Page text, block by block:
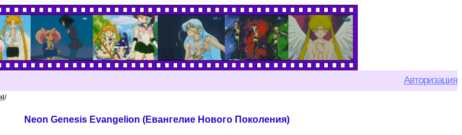
Авторизация
/
Neon Genesis Evangelion (Евангелие Нового Поколения)